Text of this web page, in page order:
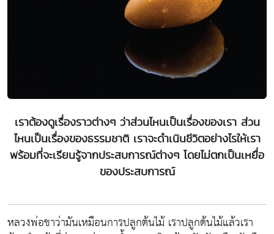
เราต้องดูเรื่องราวต่างๆ ว่าส่วนไหนเป็นเรื่องของเรา ส่วน
ไหนเป็นเรื่องของธรรมชาติ เราจะดำเนินชีวิตอย่างไรให้เรา
พร้อมที่จะเรียนรู้จากประสบการณ์ต่างๆ โดยไม่ตกเป็นเหยื่อ
ของประสบการณ์
หลวงพ่อชาว่ามันเหมือนการปลูกต้นไม้ เราปลูกต้นไม้แล้วเรา